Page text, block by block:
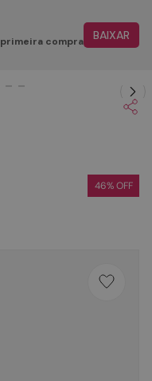
primeira compra BAIXAR
46% OFF